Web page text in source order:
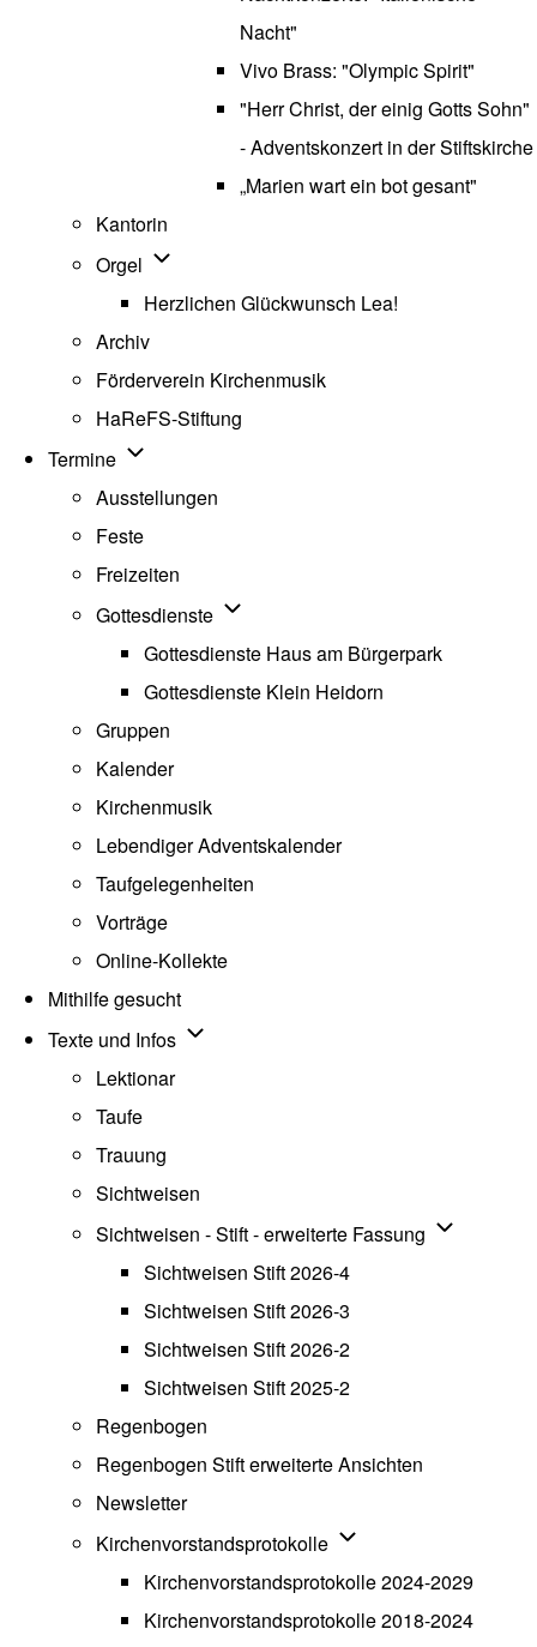
Nacht"
Vivo Brass: "Olympic Spirit"
"Herr Christ, der einig Gotts Sohn"
- Adventskonzert in der Stiftskirche
„Marien wart ein bot gesant"
Kantorin
Orgel Unternavigation von Orgel
Herzlichen Glückwunsch Lea!
Archiv
Förderverein Kirchenmusik
HaReFS-Stiftung
Termine Unternavigation von Termine
Ausstellungen
Feste
Freizeiten
Gottesdienste Unternavigation von Gottesdienste
Gottesdienste Haus am Bürgerpark
Gottesdienste Klein Heidorn
Gruppen
Kalender
Kirchenmusik
Lebendiger Adventskalender
Taufgelegenheiten
Vorträge
Online-Kollekte
Mithilfe gesucht
Texte und Infos Unternavigation von Texte und Infos
Lektionar
Taufe
Trauung
Sichtweisen
Sichtweisen - Stift - erweiterte Fassung
Sichtweisen Stift 2026-4
Sichtweisen Stift 2026-3
Sichtweisen Stift 2026-2
Sichtweisen Stift 2025-2
Regenbogen
Regenbogen Stift erweiterte Ansichten
Newsletter
Kirchenvorstandsprotokolle Unternavigation von
Kirchenvorstandsprotokolle 2024-2029
Kirchenvorstandsprotokolle 2018-2024